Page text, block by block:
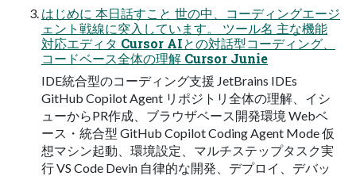
はじめに 本日話すこと 世の中、コーディングエージ
ェント戦線に突入しています。 ツール名 主な機能
対応エディタ Cursor AIとの対話型コーディング、
コードベース全体の理解 Cursor Junie
IDE統合型のコーディング支援 JetBrains IDEs
GitHub Copilot Agent リポジトリ全体の理解、イシ
ューからPR作成、ブラウザベース開発環境 Webベ
ース・統合型 GitHub Copilot Coding Agent Mode 仮
想マシン起動、環境設定、マルチステップタスク実
行 VS Code Devin 自律的な開発、デプロイ、デバッ